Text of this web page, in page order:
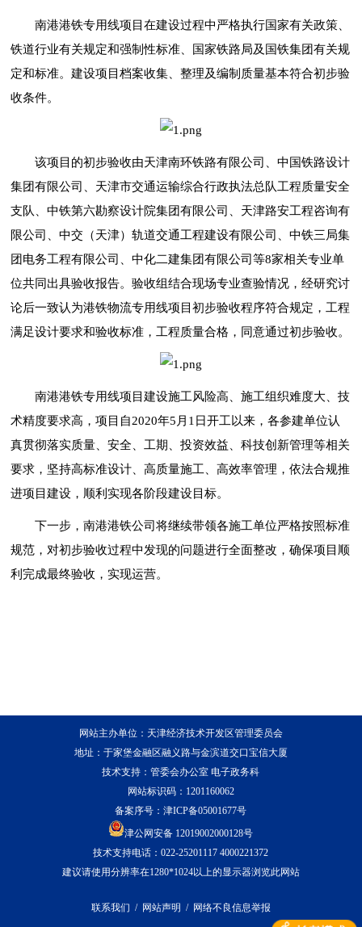
南港港铁专用线项目在建设过程中严格执行国家有关政策、
铁道行业有关规定和强制性标准、国家铁路局及国铁集团有关规
定和标准。建设项目档案收集、整理及编制质量基本符合初步验
收条件。
该项目的初步验收由天津南环铁路有限公司、中国铁路设计
集团有限公司、天津市交通运输综合行政执法总队工程质量安全
支队、中铁第六勘察设计院集团有限公司、天津路安工程咨询有
限公司、中交（天津）轨道交通工程建设有限公司、中铁三局集
团电务工程有限公司、中化二建集团有限公司等8家相关专业单
位共同出具验收报告。验收组结合现场专业查验情况，经研究讨
论后一致认为港铁物流专用线项目初步验收程序符合规定，工程
满足设计要求和验收标准，工程质量合格，同意通过初步验收。
南港港铁专用线项目建设施工风险高、施工组织难度大、技
术精度要求高，项目自2020年5月1日开工以来，各参建单位认
真贯彻落实质量、安全、工期、投资效益、科技创新管理等相关
要求，坚持高标准设计、高质量施工、高效率管理，依法合规推
进项目建设，顺利实现各阶段建设目标。
下一步，南港港铁公司将继续带领各施工单位严格按照标准
规范，对初步验收过程中发现的问题进行全面整改，确保项目顺
利完成最终验收，实现运营。
网站主办单位：天津经济技术开发区管理委员会
地址：于家堡金融区融义路与金滨道交口宝信大厦
技术支持：管委会办公室 电子政务科
网站标识码：1201160062
备案序号：津ICP备05001677号
津公网安备 12019002000128号
技术支持电话：022-25201117 4000221372
建议请使用分辨率在1280*1024以上的显示器浏览此网站
联系我们 / 网站声明 / 网络不良信息举报